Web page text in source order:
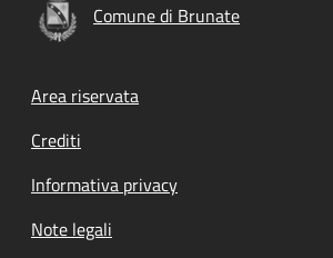
Comune di Brunate
Footer menu
Area riservata
Crediti
Informativa privacy
Note legali